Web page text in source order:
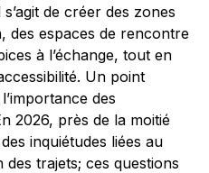
de créer des zones
des espaces de rencontre
à l’échange, tout en
Un point
des
2026, près de la moitié
inquiétudes liées au
trajets; ces questions